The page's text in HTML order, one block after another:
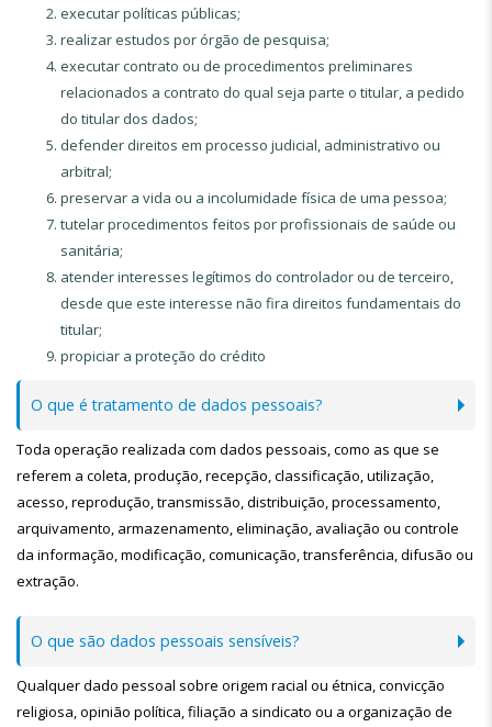
executar políticas públicas;
realizar estudos por órgão de pesquisa;
executar contrato ou de procedimentos preliminares
relacionados a contrato do qual seja parte o titular, a pedido
do titular dos dados;
defender direitos em processo judicial, administrativo ou
arbitral;
preservar a vida ou a incolumidade física de uma pessoa;
tutelar procedimentos feitos por profissionais de saúde ou
sanitária;
atender interesses legítimos do controlador ou de terceiro,
desde que este interesse não fira direitos fundamentais do
titular;
propiciar a proteção do crédito
O que é tratamento de dados pessoais?
Toda operação realizada com dados pessoais, como as que se
referem a coleta, produção, recepção, classificação, utilização,
acesso, reprodução, transmissão, distribuição, processamento,
arquivamento, armazenamento, eliminação, avaliação ou controle
da informação, modificação, comunicação, transferência, difusão ou
extração.
O que são dados pessoais sensíveis?
Qualquer dado pessoal sobre origem racial ou étnica, convicção
religiosa, opinião política, filiação a sindicato ou a organização de